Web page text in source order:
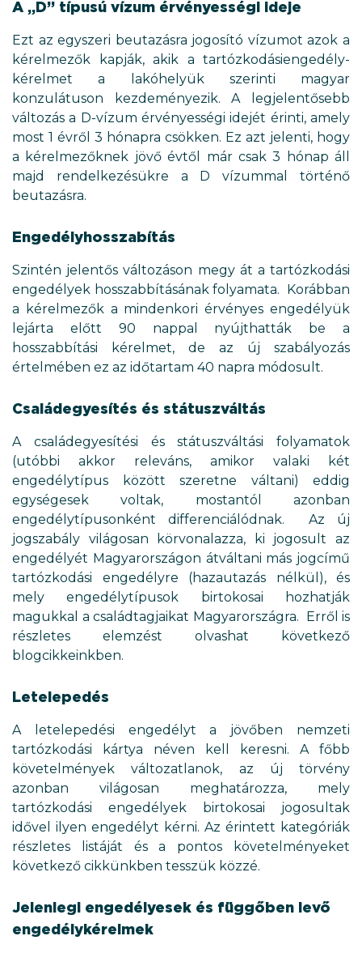
A „D” típusú vízum érvényességi ideje
Ezt az egyszeri beutazásra jogosító vízumot azok a
kérelmezők kapják, akik a tartózkodásiengedély-
kérelmet a lakóhelyük szerinti magyar
konzulátuson kezdeményezik. A legjelentősebb
változás a D-vízum érvényességi idejét érinti, amely
most 1 évről 3 hónapra csökken. Ez azt jelenti, hogy
a kérelmezőknek jövő évtől már csak 3 hónap áll
majd rendelkezésükre a D vízummal történő
beutazásra.
Engedélyhosszabítás
Szintén jelentős változáson megy át a tartózkodási
engedélyek hosszabbításának folyamata. Korábban
a kérelmezők a mindenkori érvényes engedélyük
lejárta előtt 90 nappal nyújthatták be a
hosszabbítási kérelmet, de az új szabályozás
értelmében ez az időtartam 40 napra módosult.
Családegyesítés és státuszváltás
A családegyesítési és státuszváltási folyamatok
(utóbbi akkor releváns, amikor valaki két
engedélytípus között szeretne váltani) eddig
egységesek voltak, mostantól azonban
engedélytípusonként differenciálódnak. Az új
jogszabály világosan körvonalazza, ki jogosult az
engedélyét Magyarországon átváltani más jogcímű
tartózkodási engedélyre (hazautazás nélkül), és
mely engedélytípusok birtokosai hozhatják
magukkal a családtagjaikat Magyarországra. Erről is
részletes elemzést olvashat következő
blogcikkeinkben.
Letelepedés
A letelepedési engedélyt a jövőben nemzeti
tartózkodási kártya néven kell keresni. A főbb
követelmények változatlanok, az új törvény
azonban világosan meghatározza, mely
tartózkodási engedélyek birtokosai jogosultak
idővel ilyen engedélyt kérni. Az érintett kategóriák
részletes listáját és a pontos követelményeket
következő cikkünkben tesszük közzé.
Jelenlegi engedélyesek és függőben levő
engedélykérelmek